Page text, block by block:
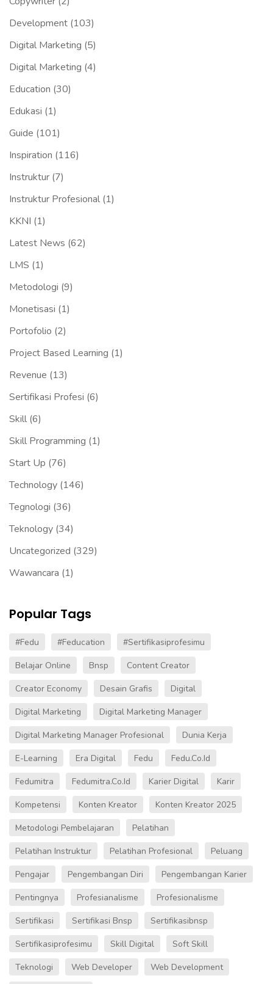
Development (103)
Digital Marketing (5)
Digital Marketing (4)
Education (30)
Edukasi (1)
Guide (101)
Inspiration (116)
Instruktur (7)
Instruktur Profesional (1)
KKNI (1)
Latest News (62)
LMS (1)
Metodologi (9)
Monetisasi (1)
Portofolio (2)
Project Based Learning (1)
Revenue (13)
Sertifikasi Profesi (6)
Skill (6)
Skill Programming (1)
Start Up (76)
Technology (146)
Tegnologi (36)
Teknology (34)
Uncategorized (329)
Wawancara (1)
Popular Tags
#fedu #Feducation
#sertifikasiprofesimu
Belajar Online
Bnsp
Content Creator
Creator Economy
Desain Grafis
Digital
Digital Marketing
Digital Marketing Manager
Digital Marketing Manager Profesional
Dunia Kerja
E-Learning
Era Digital Fedu
Fedu.co.id
Fedumitra
Fedumitra.co.id Karier Digital
Karir
Kompetensi
Konten Kreator
Konten Kreator 2025
Metodologi Pembelajaran
Pelatihan
Pelatihan Instruktur
Pelatihan Profesional
Peluang
Pengajar
Pengembangan Diri
Pengembangan Karier
Pentingnya
Profesianalisme
Profesionalisme
Sertifikasi
Sertifikasi Bnsp
Sertifikasibnsp
Sertifikasiprofesimu
Skill Digital
Soft Skill
Teknologi
Web Developer
Web Development